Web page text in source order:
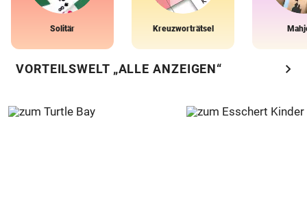
Solitär Kreuzworträtsel
VORTEILSWELT „ALLE ANZEIGEN“ chevron_right